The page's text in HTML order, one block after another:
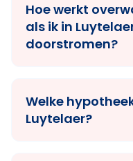
Hoe werkt
als ik in
doorstromen?
Welke
Luytelaer?